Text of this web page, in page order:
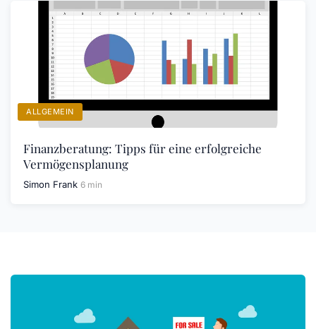
ALLGEMEIN
Finanzberatung: Tipps für eine erfolgreiche
Vermögensplanung
Simon Frank 6 min